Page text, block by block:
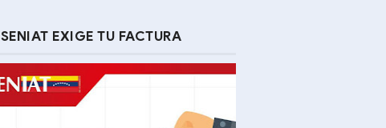
SENIAT EXIGE TU FACTURA